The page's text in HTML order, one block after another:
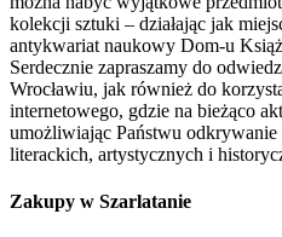
kolekcji sztuki – działając jak
antykwariat naukowy Dom-u
Serdecznie zapraszamy do
Wrocławiu, jak również do
internetowego, gdzie na bieżąco
umożliwiając Państwu
literackich, artystycznych i
Zakupy w Szarlatanie